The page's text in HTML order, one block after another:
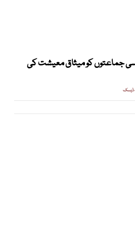
جماعتوں کو میثاق معیشت کی
ڈیسک